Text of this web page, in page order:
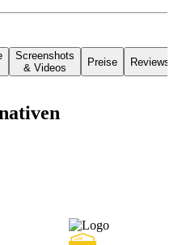
Screenshots
& Videos
Preise Reviews